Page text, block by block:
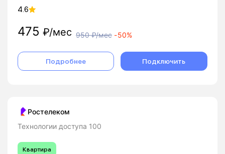
4.6
475 ₽/мес 950₽/мес -50%
Подробнее Подключить
Ростелеком
Технологии доступа 100
Квартира